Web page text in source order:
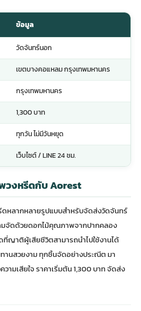
ข้อมูล
วัดจันทร์นอก
เขตบางคอแหลม กรุงเทพมหานคร
กรุงเทพมหานคร
1,300 บาท
ทุกวัน ไม่มีวันหยุด
เว็บไซต์ / LINE 24 ชม.
วงหรีดกับ Aorest
ดหลากหลายรูปแบบสำหรับจัดส่งวัดจันทร์
จัดด้วยดอกไม้คุณภาพจากปากคลอง
ที่ญาติผู้เสียชีวิตสามารถนำไปใช้งานได้
านสวยงาม ทุกชิ้นจัดอย่างประณีต มา
ามเสียใจ ราคาเริ่มต้น 1,300 บาท จัดส่ง